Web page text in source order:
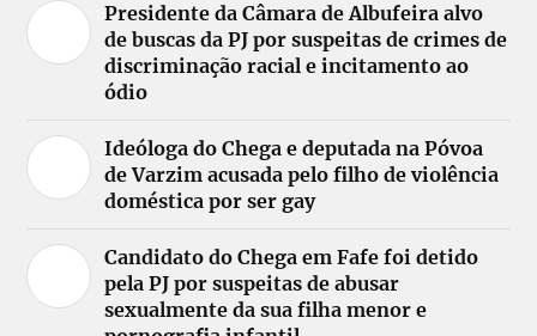
Presidente da Câmara de Albufeira alvo
de buscas da PJ por suspeitas de crimes de
discriminação racial e incitamento ao
ódio
Ideóloga do Chega e deputada na Póvoa
de Varzim acusada pelo filho de violência
doméstica por ser gay
Candidato do Chega em Fafe foi detido
pela PJ por suspeitas de abusar
sexualmente da sua filha menor e